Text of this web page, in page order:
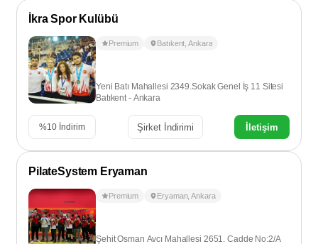
İkra Spor Kulübü
Premium Batıkent ,Ankara
Yeni Batı Mahallesi 2349.Sokak Genel İş 11 Sitesi
Batıkent - Ankara
%10 İndirim Şirket İndirimi İletişim
PilateSystem Eryaman
Premium Eryaman,Ankara
Şehit Osman Avcı Mahallesi 2651. Cadde No:2/A